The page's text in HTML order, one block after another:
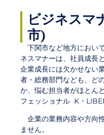
ビジネスマ
市)
下関市など地方において
ネスマナーは、社員成長
企業成長には欠かせない
者・総務部門なども、ど
か、悩む担当者がほとん
フェッショナル K・
企業の業務内容や方向
ません。